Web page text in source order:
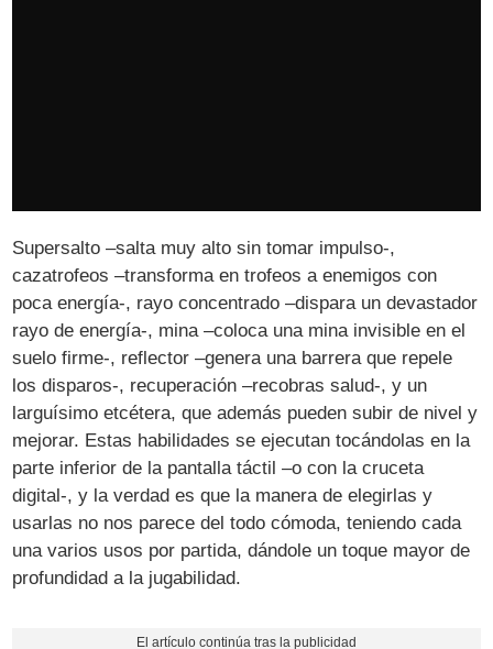
Supersalto –salta muy alto sin tomar impulso-,
cazatrofeos –transforma en trofeos a enemigos con
poca energía-, rayo concentrado –dispara un devastador
rayo de energía-, mina –coloca una mina invisible en el
suelo firme-, reflector –genera una barrera que repele
los disparos-, recuperación –recobras salud-, y un
larguísimo etcétera, que además pueden subir de nivel y
mejorar. Estas habilidades se ejecutan tocándolas en la
parte inferior de la pantalla táctil –o con la cruceta
digital-, y la verdad es que la manera de elegirlas y
usarlas no nos parece del todo cómoda, teniendo cada
una varios usos por partida, dándole un toque mayor de
profundidad a la jugabilidad.